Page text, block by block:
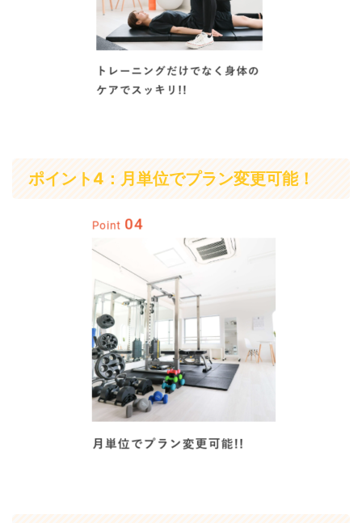
ポイント4：月単位でプラン変更可能！